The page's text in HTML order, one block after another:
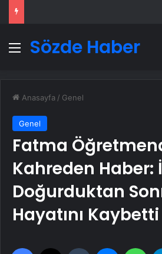
Menü
Sözde Haber
Anasayfa / Genel
Genel
Fatma
Kahreden Haber:
Doğurduktan
Hayatını Kaybetti
Facebook Tumblr Messenger